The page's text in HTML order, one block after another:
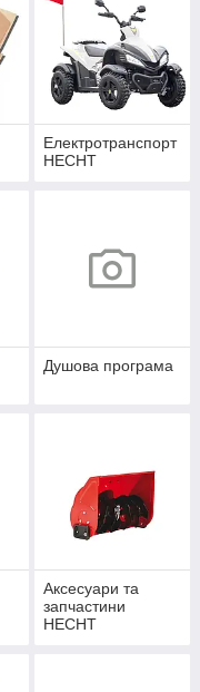
Електротранспорт
HECHT
Душова програма
Аксесуари та
запчастини
HECHT